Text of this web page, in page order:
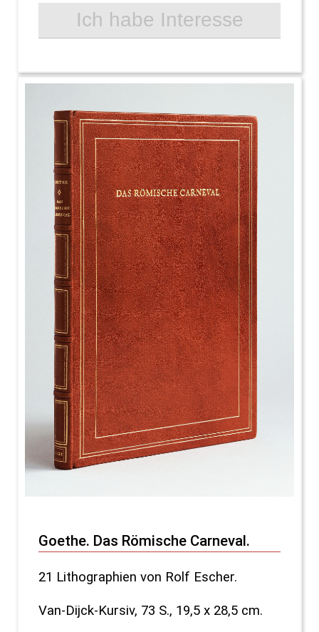
Goethe. Das Römische Carneval.
21 Lithographien von Rolf Escher.
Van-Dijck-Kursiv, 73 S., 19,5 x 28,5 cm.